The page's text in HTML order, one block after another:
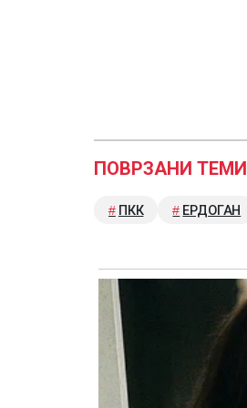
ПОВРЗАНИ ТЕМИ
ПКК ЕРДОГАН